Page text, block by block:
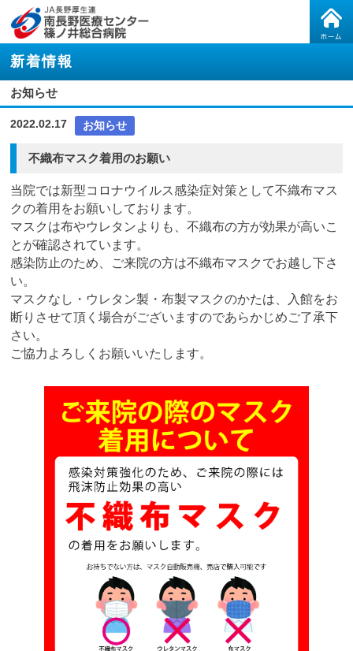
新着情報
お知らせ
2022.02.17 お知らせ
不織布マスク着用のお願い
当院では新型コロナウイルス感染症対策として不織布マス
クの着用をお願いしております。
マスクは布やウレタンよりも、不織布の方が効果が高いこ
とが確認されています。
感染防止のため、ご来院の方は不織布マスクでお越し下さ
い。
マスクなし・ウレタン製・布製マスクのかたは、入館をお
断りさせて頂く場合がございますのであらかじめご了承下
さい。
ご協力よろしくお願いいたします。